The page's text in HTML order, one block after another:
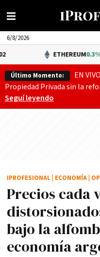
6/8/2026
ETHEREUM0.3%$1,903.32
Último Momento:
EN
Propiedad Privada sin la
Seguí leyendo
Precios cada
bajo la
economía
IPROFESIONAL ECONOMÍA